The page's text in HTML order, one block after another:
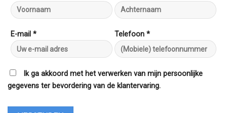
E-mail * Telefoon *
Ik ga akkoord met het verwerken van mijn persoonlijke
gegevens ter bevordering van de klantervaring.